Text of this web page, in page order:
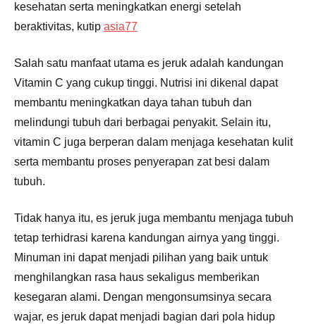
kesehatan serta meningkatkan energi setelah
beraktivitas, kutip asia77
Salah satu manfaat utama es jeruk adalah kandungan
Vitamin C yang cukup tinggi. Nutrisi ini dikenal dapat
membantu meningkatkan daya tahan tubuh dan
melindungi tubuh dari berbagai penyakit. Selain itu,
vitamin C juga berperan dalam menjaga kesehatan kulit
serta membantu proses penyerapan zat besi dalam
tubuh.
Tidak hanya itu, es jeruk juga membantu menjaga tubuh
tetap terhidrasi karena kandungan airnya yang tinggi.
Minuman ini dapat menjadi pilihan yang baik untuk
menghilangkan rasa haus sekaligus memberikan
kesegaran alami. Dengan mengonsumsinya secara
wajar, es jeruk dapat menjadi bagian dari pola hidup